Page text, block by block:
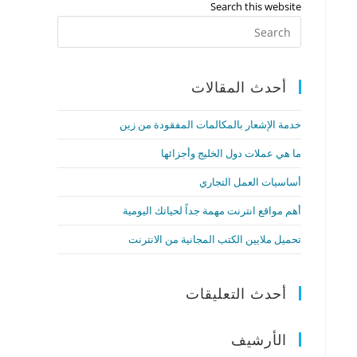
Search this website
أحدث المقالات
خدمة الإشعار بالمكالمات المفقودة من زين
ما هي عملات دول الخليج وأجزائها
أساسيات العمل التجاري
أهم مواقع انترنت مهمة جداً لحياتك اليومية
تحميل ملايين الكتب المجانية من الانترنت
أحدث التعليقات
الأرشيف